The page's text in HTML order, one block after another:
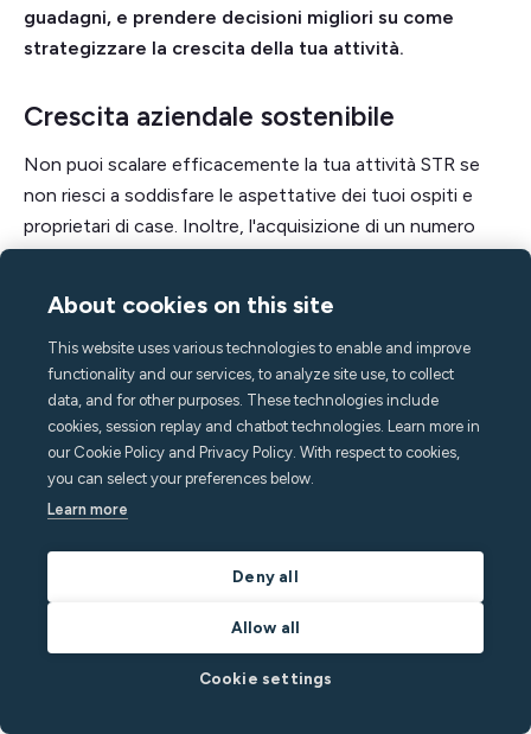
guadagni, e prendere decisioni migliori su come
strategizzare la crescita della tua attività.
Crescita aziendale sostenibile
Non puoi scalare efficacemente la tua attività STR se
non riesci a soddisfare le aspettative dei tuoi ospiti e
proprietari di case. Inoltre, l'acquisizione di un numero
e più informazioni.
Quindi è possibile far crescere il proprio business solo
con l'implementazione di strumenti per l'automazione. Le
aree chiave delle tue operazioni che puoi automatizzare
includono:
Pulizia e manutenzione
Monitoraggio e protezione della casa
About cookies on this site
This website uses various technologies to enable and improve
functionality and our services, to analyze site use, to collect
data, and for other purposes. These technologies include
cookies, session replay and chatbot technologies. Learn more in
our Cookie Policy and Privacy Policy. With respect to cookies,
you can select your preferences below.
Learn more
Deny all
Allow all
Cookie settings